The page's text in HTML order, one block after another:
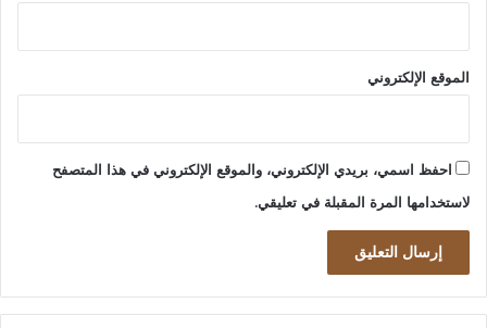
الموقع الإلكتروني
احفظ اسمي، بريدي الإلكتروني، والموقع الإلكتروني في هذا المتصفح
لاستخدامها المرة المقبلة في تعليقي.